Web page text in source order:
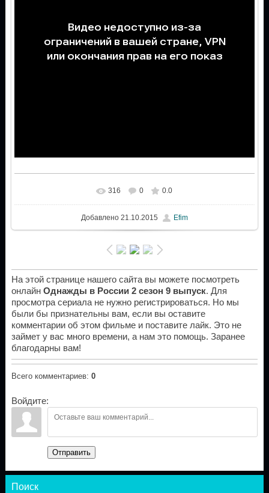
316 0 0.0
Добавлено21.10.2015 Efim
На этой странице нашего сайта вы можете посмотреть
онлайн Однажды в России 2 сезон 9 выпуск. Для
просмотра сериала не нужно регистрироваться. Но мы
были бы признательны вам, если вы оставите
комментарии об этом фильме и поставите лайк. Это не
займет у вас много времени, а нам это помощь. Заранее
благодарны вам!
Всего комментариев: 0
Войдите:
Отправить
Поиск